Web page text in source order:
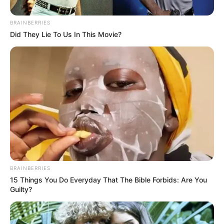
Cortesía
Alexy Hernández
Por:Danna Belén Jurado Ortega
BRAINBERRIES
Did They Lie To Us In This Movie?
BRAINBERRIES
15 Things You Do Everyday That The Bible Forbids: Are You
Guilty?